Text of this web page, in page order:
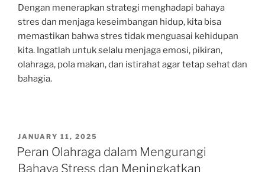
Dengan menerapkan strategi menghadapi bahaya
stres dan menjaga keseimbangan hidup, kita bisa
memastikan bahwa stres tidak menguasai kehidupan
kita. Ingatlah untuk selalu menjaga emosi, pikiran,
olahraga, pola makan, dan istirahat agar tetap sehat dan
bahagia.
POSTED
ON
JANUARY 11, 2025
Peran Olahraga dalam Mengurangi
Bahaya Stress dan Meningkatkan